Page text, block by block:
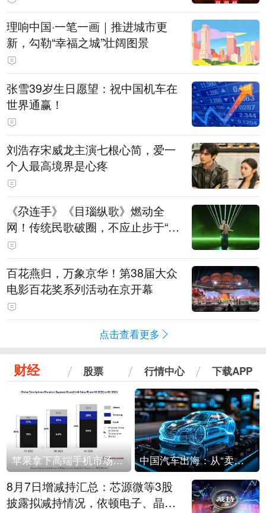
理响中国·一笔一画｜推进城市更
新，勾勒“幸福之城”壮阔图景
张雪39岁生日愿望：祝中国机车在
世界通赢！
刘浩存宋威龙主演七根心简，爱一
个人最高境界是心疼
《尕连手》《目瑙纵歌》燃动全
网！传统民歌破圈，不应止步于“上
头”
百花燕归，万象京华！第38届大众
电影百花奖系列活动在京开幕
点击查看更多
财经 股票 行情中心 下载APP
苹果拿下高端手机市场65%的份额：iPhone 17系列功不可没 中国汽车出海：从“卖出去”到“走进去”
8月7日增减持汇总：芯源微等3股
披露拟减持情况，依顿电子、晶华